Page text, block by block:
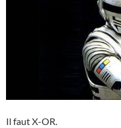
Il faut X-OR.